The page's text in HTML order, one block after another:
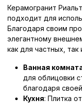
Керамогранит
подходит для
Благодаря своим
элегантному
как для частных,
Ванная
для облицовки
благодаря
Кухня: Плитка